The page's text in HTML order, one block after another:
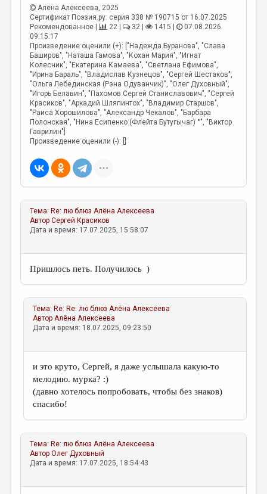
ТРЕДИАКОВСКИЙ
МЕДИА
ВКОНТАКТЕ
Алёна Алексеева, 2025
Сертификат Поэзия.ру: серия 338 № 190715 от 16.07.2025
Рекомендованное |
22 | 32 | 1415 |
07.08.2026.
09:15:17
Произведение оценили (+): ["Надежда Буранова", "Слава
Баширов", "Наташа Гамова", "Кохан Мария", "Игнат
Колесник", "Екатерина Камаева", "Светлана Ефимова",
"Ирина Бараль", "Владислав Кузнецов", "Сергей Шестаков",
"Ольга Лебединская (Рэна Одуванчик)", "Олег Духовный",
"Игорь Белавин", "Пахомов Сергей Станиславович", "Сергей
Красиков", "Аркадий Шляпинтох", "Владимир Старшов",
"Раиса Хорошилова", "Александр Чекалов", "Барбара
Полонская", "Нина Есипенко (Флейта Бутугычаг) °", "Виктор
Гаврилин"]
Произведение оценили (-): []
Тема: Re: лю блюз Алёна Алексеева
АвторСергей Красиков
Дата и время: 17.07.2025, 15:58:07
Пришлось петь. Получилось )
Тема: Re: Re: лю блюз Алёна Алексеева
АвторАлёна Алексеева
Дата и время: 18.07.2025, 09:23:50
и это круто, Сергей, я даже услышала какую-то
мелодию. мурка? :)
(давно хотелось попробовать, чтобы без знаков)
спасибо!
Тема: Re: лю блюз Алёна Алексеева
АвторОлег Духовный
Дата и время: 17.07.2025, 18:54:43